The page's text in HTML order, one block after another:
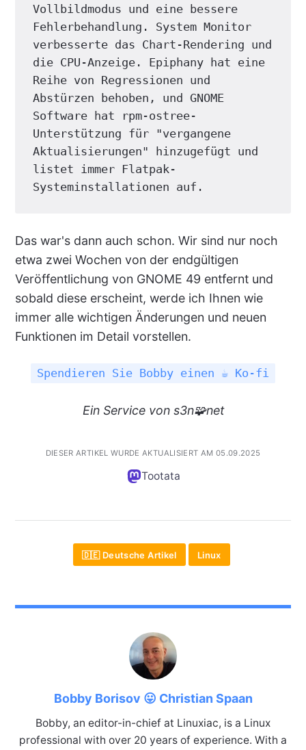
Vollbildmodus und eine bessere
Fehlerbehandlung. System Monitor
verbesserte das Chart-Rendering und
die CPU-Anzeige. Epiphany hat eine
Reihe von Regressionen und
Abstürzen behoben, und GNOME
Software hat rpm-ostree-
Unterstützung für "vergangene
Aktualisierungen" hinzugefügt und
listet immer Flatpak-
Systeminstallationen auf.
Das war's dann auch schon. Wir sind nur noch
etwa zwei Wochen von der endgültigen
Veröffentlichung von GNOME 49 entfernt und
sobald diese erscheint, werde ich Ihnen wie
immer alle wichtigen Änderungen und neuen
Funktionen im Detail vorstellen.
Spendieren Sie Bobby einen ☕ Ko-fi
Ein Servicevon s3n🧩net
DIESER ARTIKEL WURDE AKTUALISIERT AM 05.09.2025
Tootata
🇩🇪 Deutsche Artikel Linux
Bobby Borisov 😛 Christian Spaan
Bobby, an editor-in-chief at Linuxiac, is a Linux
professional with over 20 years of experience. With a